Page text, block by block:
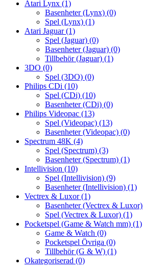
Atari Lynx (1)
Basenheter (Lynx) (0)
Spel (Lynx) (1)
Atari Jaguar(1)
Spel (Jaguar) (0)
Basenheter (Jaguar) (0)
Tillbehör (Jaguar) (1)
3DO (0)
Spel (3DO) (0)
Philips CDi (10)
Spel (CDi) (10)
Basenheter (CDi) (0)
Philips Videopac (13)
Spel (Videopac) (13)
Basenheter (Videopac) (0)
Spectrum 48K (4)
Spel (Spectrum) (3)
Basenheter (Spectrum) (1)
Intellivision (10)
Spel (Intellivision) (9)
Basenheter (Intellivision) (1)
Vectrex & Luxor(1)
Basenheter (Vectrex & Luxor)
Spel (Vectrex & Luxor) (1)
Pocketspel (Game & Watch mm) (1)
Game & Watch (0)
Pocketspel Övriga (0)
Tillbehör (G & W) (1)
Okategoriserad (0)